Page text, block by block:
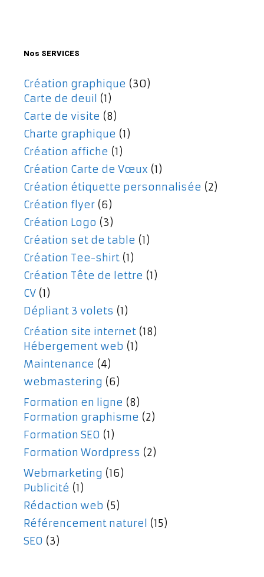
Nos SERVICES
Création graphique (30)
Carte de deuil (1)
Carte de visite (8)
Charte graphique (1)
Création affiche (1)
Création Carte de Vœux (1)
Création étiquette personnalisée (2)
Création flyer (6)
Création Logo (3)
Création set de table (1)
Création Tee-shirt (1)
Création Tête de lettre (1)
CV (1)
Dépliant 3 volets (1)
Création site internet (18)
Hébergement web (1)
Maintenance (4)
webmastering (6)
Formation en ligne (8)
Formation graphisme (2)
Formation SEO (1)
Formation Wordpress (2)
Webmarketing (16)
Publicité (1)
Rédaction web (5)
Référencement naturel (15)
SEO (3)